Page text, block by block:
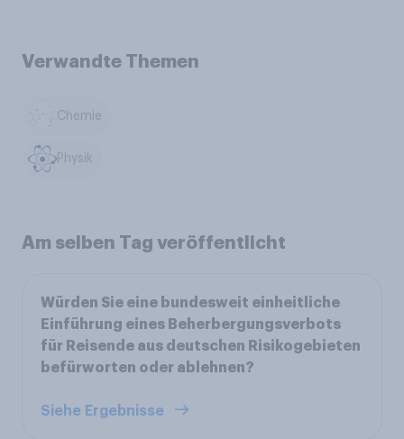
Verwandte Themen
Chemie
Physik
Am selben Tag veröffentlicht
Würden Sie eine bundesweit einheitliche
Einführung eines Beherbergungsverbots
für Reisende aus deutschen Risikogebieten
befürworten oder ablehnen?
Siehe Ergebnisse